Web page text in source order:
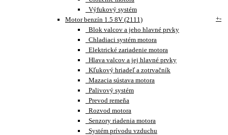
Výfukový systém
Motor benzín 1.5 8V (2111)
+-
Blok valcov a jeho hlavné prvky
Chladiaci systém motora
Elektrické zariadenie motora
Hlava valcov a jej hlavné prvky
Kľukový hriadeľ a zotrvačník
Mazacia sústava motora
Palivový systém
Prevod remeňa
Rozvod motora
Senzory riadenia motora
Systém prívodu vzduchu